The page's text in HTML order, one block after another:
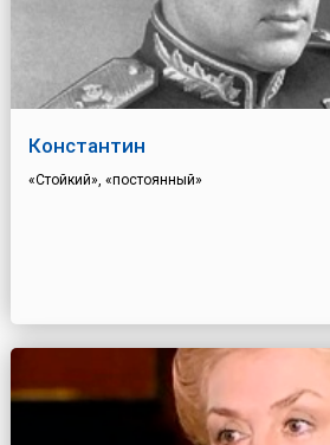
Константин
«Стойкий», «постоянный»